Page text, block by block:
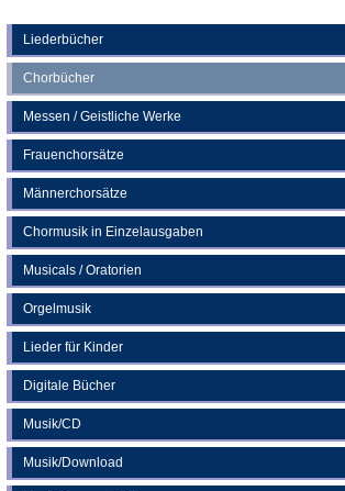
Liederbücher
Chorbücher
Messen / Geistliche Werke
Frauenchorsätze
Männerchorsätze
Chormusik in Einzelausgaben
Musicals / Oratorien
Orgelmusik
Lieder für Kinder
Digitale Bücher
Musik/CD
Musik/Download